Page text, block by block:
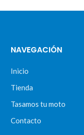
NAVEGACIÓN
Inicio
Tienda
Tasamos tu moto
Contacto